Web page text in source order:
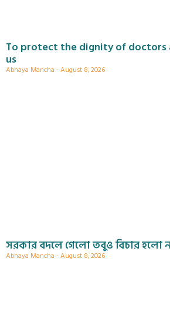
To protect the dignity of doctors
us
Abhaya Mancha August 8, 2026
সরকার বদলে গেলো তবুও বিচার হলো
Abhaya Mancha August 8, 2026